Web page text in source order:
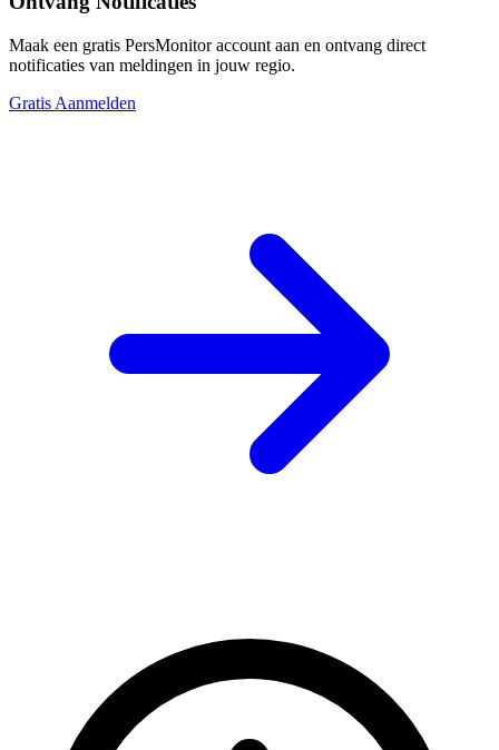
Maak een gratis PersMonitor account aan en ontvang direct
notificaties van meldingen in jouw regio.
Gratis Aanmelden